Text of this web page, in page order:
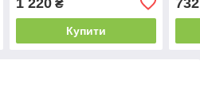
(6) "Ранок"
₴
Купити